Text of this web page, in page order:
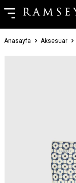
Anasayfa Aksesuar